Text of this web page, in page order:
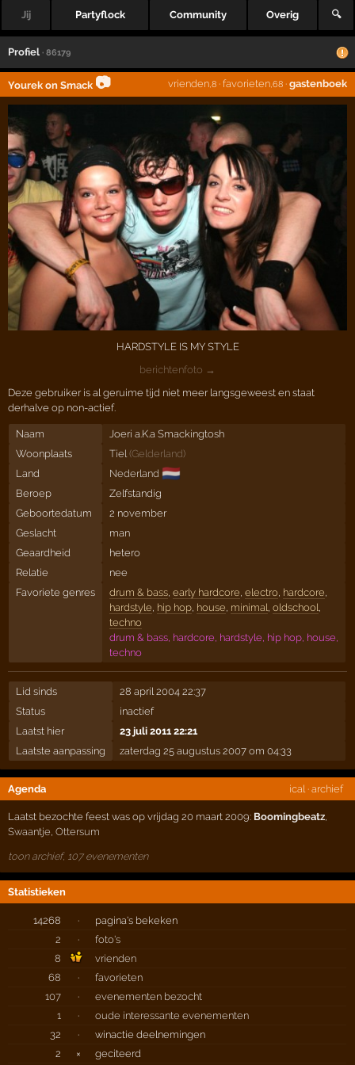
Jij Partyflock Community Overig 🔍
Profiel · 86179
Yourek on Smack 📷 vrienden,8· favorieten,68· gastenboek
HARDSTYLE IS MY STYLE
berichtenfoto →
Deze gebruiker is al geruime tijd niet meer langsgeweest en staat
derhalve op non-actief.
Naam
Joeri a.K.a Smackingtosh
Woonplaats
Tiel (Gelderland)
Land
Nederland 🇳🇱
Beroep
Zelfstandig
Geboortedatum
2 november
Geslacht
man
Geaardheid
hetero
Relatie
nee
Favoriete genres
drum & bass, early hardcore, electro, hardcore,
hardstyle, hip hop, house, minimal, oldschool,
techno
drum & bass, hardcore, hardstyle, hip hop, house,
techno
Lid sinds
28 april 2004 22:37
Status
inactief
Laatst hier
23 juli 2011 22:21
Laatste aanpassing
zaterdag 25 augustus 2007 om 04:33
Agenda ical· archief
Laatst bezochte feest was op vrijdag 20 maart 2009: Boomingbeatz
Swaantje ,Ottersum
toon archief, 107 evenementen
Statistieken
14268 ·
pagina's bekeken
2
·
foto's
8
vrienden
68
·
favorieten
107
·
evenementen bezocht
1
·
oude interessante evenementen
32
·
winactie deelnemingen
2
× geciteerd